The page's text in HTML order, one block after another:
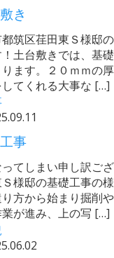
き
筑区荏田東Ｓ様邸の
土台敷きでは、基礎
ます。２０ｍｍの厚
てくれる大事な […]
事
てしまい申し訳ござ
様邸の基礎工事の様
方から始まり掘削や
が進み、上の写 […]